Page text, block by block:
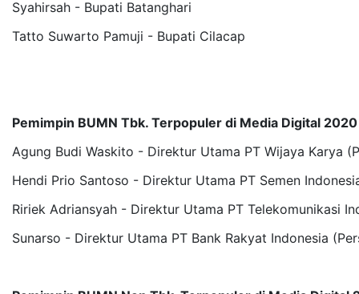
Syahirsah - Bupati Batanghari
Tatto Suwarto Pamuji - Bupati Cilacap
Pemimpin BUMN Tbk. Terpopuler di Media Digital 2020
Agung Budi Waskito - Direktur Utama PT Wijaya Karya
Hendi Prio Santoso - Direktur Utama PT Semen
Ririek Adriansyah - Direktur Utama PT Telekomunikasi
Sunarso - Direktur Utama PT Bank Rakyat Indonesia